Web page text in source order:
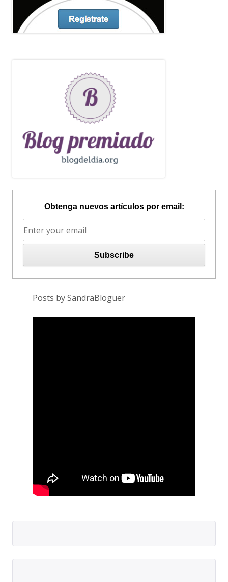
Obtenga nuevos artículos por email:
Posts by SandraBloguer